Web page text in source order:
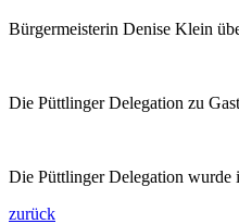
Bürgermeisterin Denise Klein
Die Püttlinger Delegation zu
Die Püttlinger Delegation wurde
zurück